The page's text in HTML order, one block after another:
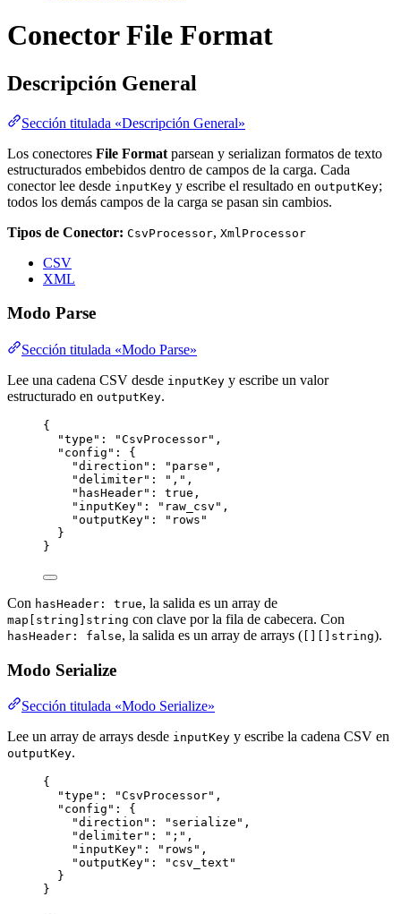
Conector File Format
Descripción General
Sección titulada «Descripción General»
Los conectores File Format parsean y serializan formatos de texto
estructurados embebidos dentro de campos de la carga. Cada
conector lee desde inputKey y escribe el resultado en outputKey;
todos los demás campos de la carga se pasan sin cambios.
Tipos de Conector: CsvProcessor, XmlProcessor
CSV
XML
Modo Parse
Sección titulada «Modo Parse»
Lee una cadena CSV desde inputKey y escribe un valor
estructurado en outputKey.
{
"type" : "CsvProcessor" ,
"config" : {
"direction" : " parse " ,
"delimiter" : " , " ,
"hasHeader" : true ,
"inputKey" : " raw_csv " ,
"outputKey" : " rows "
}
}
Con hasHeader: true, la salida es un array de
map[string]string con clave por la fila de cabecera. Con
hasHeader: false, la salida es un array de arrays ( [][]string).
Modo Serialize
Sección titulada «Modo Serialize»
Lee un array de arrays desde inputKey y escribe la cadena CSV en
outputKey.
{
"type" : "CsvProcessor" ,
"config" : {
"direction" : " serialize " ,
"delimiter" : " ; " ,
"inputKey" : " rows " ,
"outputKey" : " csv_text "
}
}